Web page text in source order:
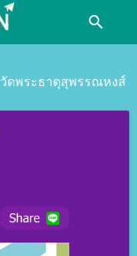
search
วัดพระธาตุสุพรรณหงส์